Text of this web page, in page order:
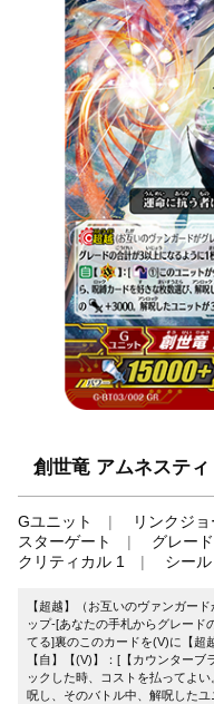
創世竜 アムネステ
Gユニット リンクジ
スターゲート
グレー
クリティカル 1
シー
【超越】（お互いのヴァンガー
ップ-[あなたの手札からグレード
てる]裏のこのカードを(V)に【超
【自】【(V)】：[【カウンター
ックした時、コストを払ってよ
呪し、そのバトル中、解呪した